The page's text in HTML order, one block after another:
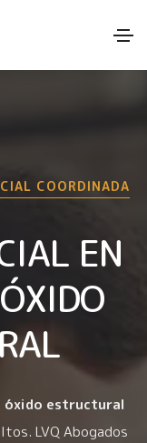
COORDINADA
EN
óxido estructural
LVQ Abogados